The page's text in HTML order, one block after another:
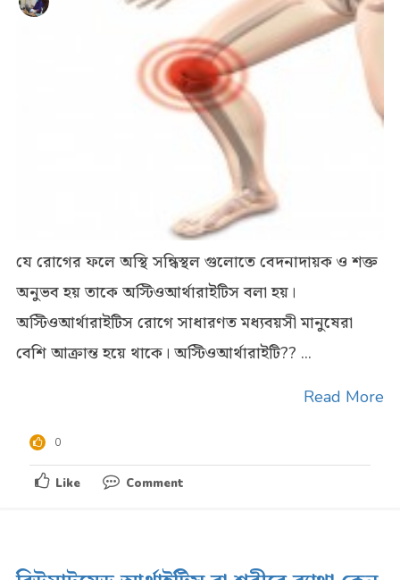
যে রোগের ফলে অস্থি সন্ধিস্থল গুলোতে বেদনাদায়ক ও শক্ত
অনুভব হয় তাকে অস্টিওআর্থারাইটিস বলা হয়।
অস্টিওআর্থারাইটিস রোগে সাধারণত মধ্যবয়সী মানুষেরা
বেশি আক্রান্ত হয়ে থাকে। অস্টিওআর্থারাইটি?? ...
Read More
0
Like Comment